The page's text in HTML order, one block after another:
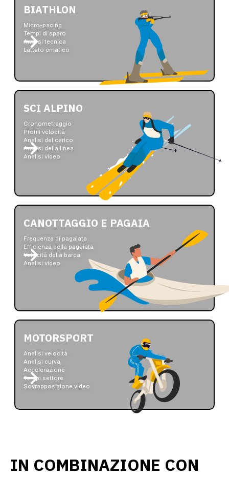
BIATHLON
Micro-pacing
Tempi di sparo
Analisi tecnica
Lattato ematico
SCI ALPINO
Cronometraggio
Profili velocità
Analisi del carico
Analisi della linea
Analisi video
CANOTTAGGIO E PAGAIA
Frequenza di pagaiata
Efficienza della pagaiata
Velocità della barca
Analisi video
MOTORSPORT
Analisi velocità
Analisi curva
Accelerazione
Tempi settore
Sovrapposizione video
IN COMBINAZIONE CON